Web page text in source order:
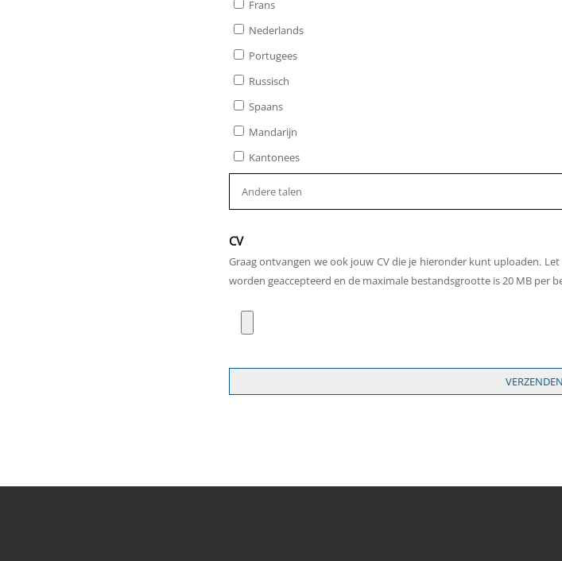
Frans
Nederlands
Portugees
Russisch
Spaans
Mandarijn
Kantonees
CV
Graag ontvangen we ook jouw CV die je hieronder kunt uploaden.
worden geaccepteerd en de maximale bestandsgrootte is 20 MB per
VERZENDEN